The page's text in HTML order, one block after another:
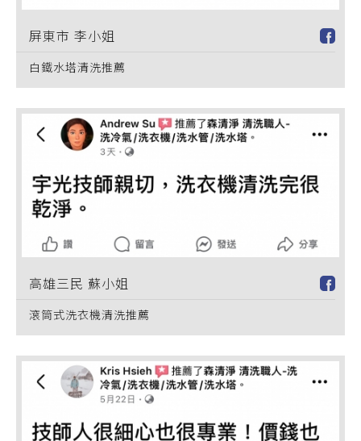
屏東市 李小姐
白鐵水塔清洗推薦
高雄三民 蘇小姐
滾筒式洗衣機清洗推薦